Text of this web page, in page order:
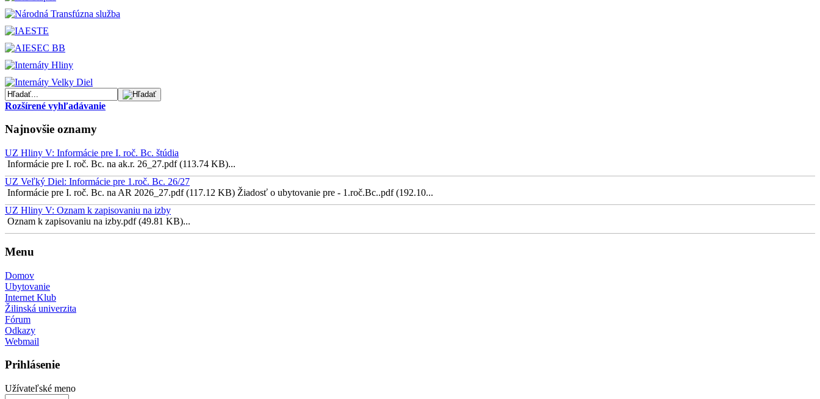
Rozšírené vyhľadávanie
Najnovšie oznamy
UZ Hliny V: Informácie pre I. roč. Bc. štúdia
Informácie pre I. roč. Bc. na ak.r. 26_27.pdf (113.74 KB)...
UZ Veľký Diel: Informácie pre 1.roč. Bc. 26/27
Informácie pre I. roč. Bc. na AR 2026_27.pdf (117.12 KB) Žiadosť o ubytovanie pre - 1.roč.Bc..pdf (192.10...
UZ Hliny V: Oznam k zapisovaniu na izby
Oznam k zapisovaniu na izby.pdf (49.81 KB)...
Menu
Domov
Ubytovanie
Internet Klub
Žilinská univerzita
Fórum
Odkazy
Webmail
Prihlásenie
Užívateľské meno